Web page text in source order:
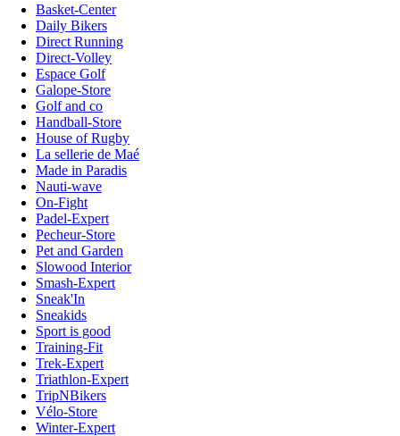
Basket-Center
Daily Bikers
Direct Running
Direct-Volley
Espace Golf
Galope-Store
Golf and co
Handball-Store
House of Rugby
La sellerie de Maé
Made in Paradis
Nauti-wave
On-Fight
Padel-Expert
Pecheur-Store
Pet and Garden
Slowood Interior
Smash-Expert
Sneak'In
Sneakids
Sport is good
Training-Fit
Trek-Expert
Triathlon-Expert
TripNBikers
Vélo-Store
Winter-Expert